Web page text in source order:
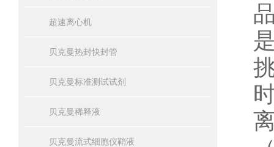
超速离心机
贝克曼热封快封管
贝克曼标准测试试剂
贝克曼稀释液
贝克曼流式细胞仪鞘液